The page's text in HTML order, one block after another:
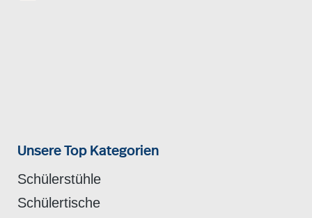
Unsere Top Kategorien
Schülerstühle
Schülertische